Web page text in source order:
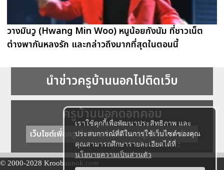
เราใช้คุกกี้เพื่อพัฒนาประสิทธิภาพ และ
ประสบการณ์ที่ดีในการใช้เว็บไซต์ของคุณ
คุณสามารถศึกษารายละเอียดได้ที่ :
นโยบายความเป็นส่วนตัว
วางมินวู (Hwang Min Woo) หนูน้อยกังนัม ที่ชาวเน็ต
ต่างพากันหลงรัก และกล่าวถึงมากที่สุดในตอนนี้
นำข่าวครูบ้านนอกไปติดเว็บ
ครูบ้านนอกดอทคอม
เว็บไซต์เพื่อครู ข่าวการศึกษา ความรู้ การศึกษาไทย
© 2000-2028 Kroobannok.com